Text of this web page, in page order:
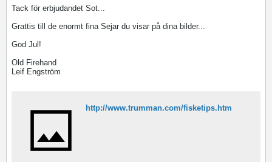
Tack för erbjudandet Sot...
Grattis till de enormt fina Sejar du visar på dina bilder...
God Jul!
Old Firehand
Leif Engström
http://www.trumman.com/fisketips.htm